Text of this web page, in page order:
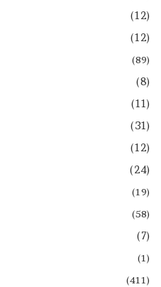
(12)
(12)
(89)
(8)
(11)
(31)
(12)
(24)
(19)
(58)
(7)
(1)
(411)